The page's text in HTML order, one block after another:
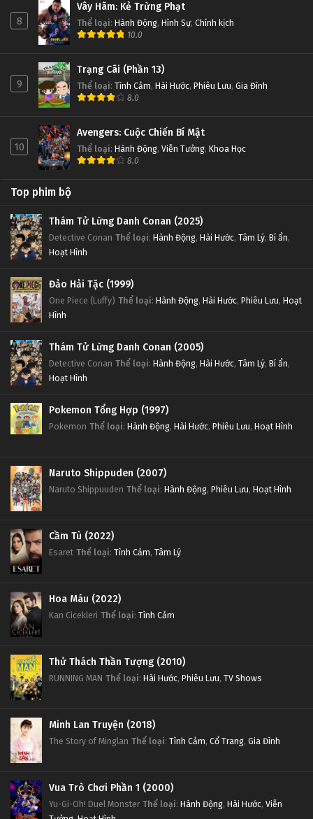
8
Vây Hãm: Kẻ Trừng Phạt
Thể loại: Hành Động, Hình Sự, Chính kịch
10.0
9
Trạng Cãi (Phần 13)
Thể loại: Tình Cảm, Hài Hước, Phiêu Lưu, Gia Đình
8.0
10
Avengers: Cuộc Chiến Bí Mật
Thể loại: Hành Động, Viễn Tưởng, Khoa Học
8.0
Top phim bộ
Thám Tử Lừng Danh Conan (2025)
Detective Conan Thể loại: Hành Động, Hài Hước, Tâm Lý, Bí ẩn,
Hoạt Hình
Đảo Hải Tặc (1999)
One Piece (Luffy) Thể loại: Hành Động, Hài Hước, Phiêu Lưu, Hoạt
Hình
Thám Tử Lừng Danh Conan (2005)
Detective Conan Thể loại: Hành Động, Hài Hước, Tâm Lý, Bí ẩn,
Hoạt Hình
Pokemon Tổng Hợp (1997)
Pokemon Thể loại: Hành Động, Hài Hước, Phiêu Lưu, Hoạt Hình
Naruto Shippuden (2007)
Naruto Shippuuden Thể loại: Hành Động, Phiêu Lưu, Hoạt Hình
Cầm Tù (2022)
Esaret Thể loại: Tình Cảm, Tâm Lý
Hoa Máu (2022)
Kan Cicekleri Thể loại: Tình Cảm
Thử Thách Thần Tượng (2010)
RUNNING MAN Thể loại: Hài Hước, Phiêu Lưu, TV Shows
Minh Lan Truyện (2018)
The Story of Minglan Thể loại: Tình Cảm, Cổ Trang, Gia Đình
Vua Trò Chơi Phần 1 (2000)
Yu-Gi-Oh! Duel Monster Thể loại: Hành Động, Hài Hước, Viễn